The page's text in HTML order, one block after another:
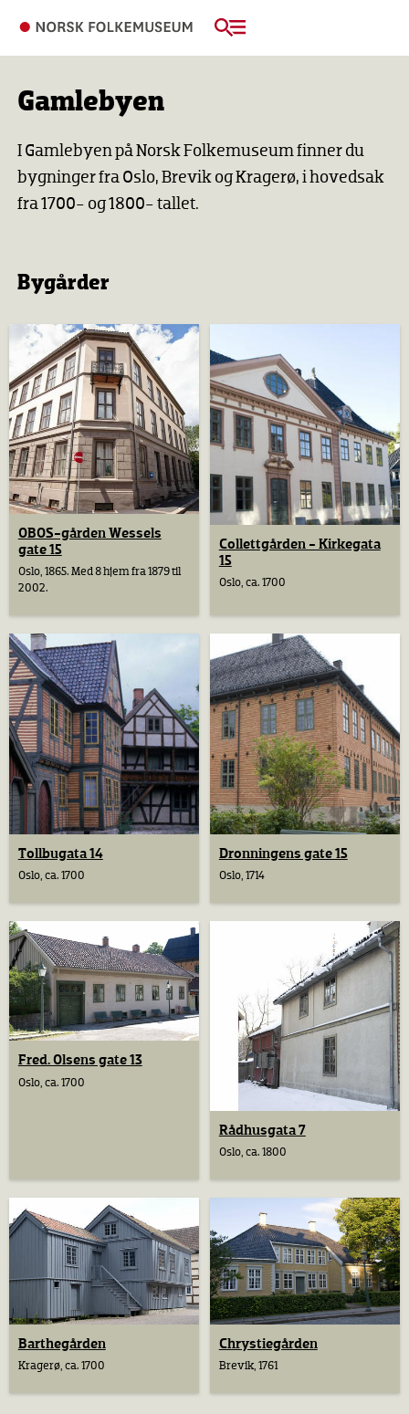
Gamlebyen
I Gamlebyen på Norsk Folkemuseum finner du
bygninger fra Oslo, Brevik og Kragerø, i hovedsak
fra 1700- og 1800- tallet.
Bygårder
OBOS-gården Wessels
gate 15
Oslo, 1865. Med 8 hjem fra 1879 til
2002.
Collettgården - Kirkegata
15
Oslo, ca. 1700
Tollbugata 14
Oslo, ca. 1700
Dronningens gate 15
Oslo, 1714
Fred. Olsens gate 13
Oslo, ca. 1700
Rådhusgata 7
Oslo, ca. 1800
Barthegården
Kragerø, ca. 1700
Chrystiegården
Brevik, 1761